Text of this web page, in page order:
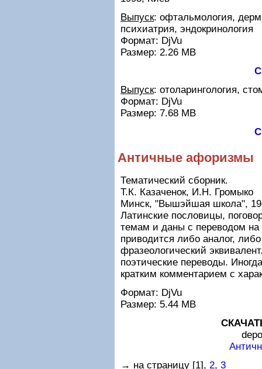
Выпуск: офтальмология,
психиатрия, эндокринология
Формат: DjVu
Размер: 2.26 MB
Выпуск: отоларингология,
Формат: DjVu
Размер: 7.68 MB
Античные афоризмы
Тематический сборник.
Т.К. Казаченок, И.Н. Громыко
Минск, "Вышэйшая школа",
Латинские пословицы,
темам и даны с переводом на
приводится либо аналог,
фразеологический
поэтические переводы.
кратким комментарием с
Формат: DjVu
Размер: 5.44 MB
→ на страницу [1], 2, 3